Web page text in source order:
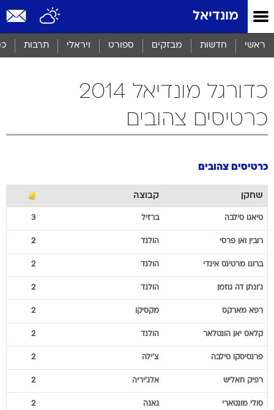
מונדיאל
ראשי חדשות מבזקים ספורט ויראלי תרבות
כדורגל מונדיאל 2014
כרטיסים צהובים
כרטיסים צהובים
שחקן קבוצה
טיאגו סילבה ברזיל 3
רובין ואן פרסי הולנד 2
ברונו מרטינס אינדי הולנד 2
ג'ונתן דה גוזמן הולנד 2
רפא מארקס מקסיקו 2
קלאס יאן הונטלאר הולנד 2
פרנסיסקו סילבה צ'ילה 2
רפיק חאליש אלג'יריה 2
סולי מונטארי גאנה 2